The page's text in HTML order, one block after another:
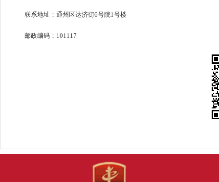
联系地址：通州区达济街6号院1号楼
邮政编码：101117